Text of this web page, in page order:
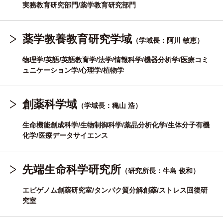
実務教育研究部門/薬学教育研究部門
薬学教養教育研究学域 （学域長：阿川 敏恵）
物理学/英語/英語教育学/法学/情報科学/機器分析学/医療コミ
ュニケーション学/心理学/植物学
創薬科学域 （学域長：穐山 浩）
生命機能創成科学/生物制御科学/薬品分析化学/生体分子有機
化学/医療データサイエンス
先端生命科学研究所 （研究所長：牛島 俊和）
エピゲノム創薬研究室/タンパク質分解創薬/ストレス回復研
究室